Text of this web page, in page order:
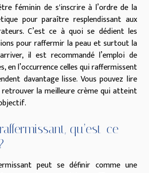
féminin de s'inscrire à l’ordre de la
pour paraître resplendissant aux
C’est ce à quoi se dédient les
pour raffermir la peau et surtout la
il est recommandé l’emploi de
en l’occurrence celles qui raffermissent
davantage lisse. Vous pouvez lire
la meilleure crème qui atteint
qu’est-ce
peut se définir comme une